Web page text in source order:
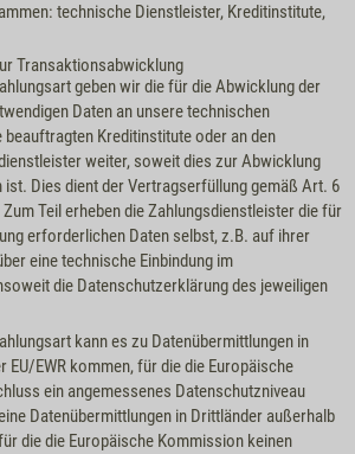
technische Dienstleister, Kreditinstitute,
Transaktionsabwicklung
geben wir die für die Abwicklung der
Daten an unsere technischen
Kreditinstitute oder an den
weiter, soweit dies zur Abwicklung
Dies dient der Vertragserfüllung gemäß Art. 6
Zum Teil erheben die Zahlungsdienstleister die für
erforderlichen Daten selbst, z.B. auf ihrer
eine technische Einbindung im
die Datenschutzerklärung des jeweiligen
kann es zu Datenübermittlungen in
EU/EWR kommen, für die die Europäische
ein angemessenes Datenschutzniveau
Datenübermittlungen in Drittländer außerhalb
die die Europäische Kommission keinen